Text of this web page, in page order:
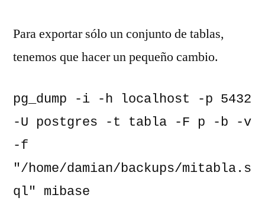
Para exportar sólo un conjunto de tablas,
tenemos que hacer un pequeño cambio.
pg_dump -i -h localhost -p 5432
-U postgres -t tabla -F p -b -v
-f
"/home/damian/backups/mitabla.s
ql" mibase